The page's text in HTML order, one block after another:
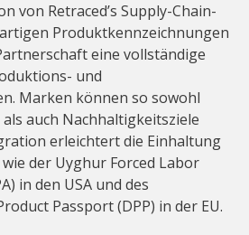
von Retraced’s Supply-Chain-
Produktkennzeichnungen
eine vollständige
und
Marken können so sowohl
auch Nachhaltigkeitsziele
erleichtert die Einhaltung
der Uyghur Forced Labor
in den USA und des
Passport (DPP) in der EU.